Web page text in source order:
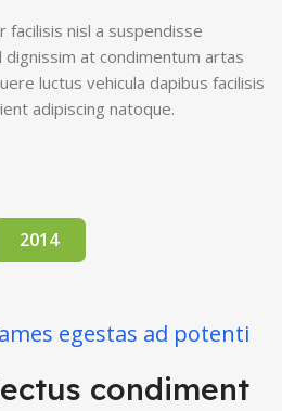
facilisis nisl a suspendisse
at condimentum artas
luctus vehicula dapibus facilisis
adipiscing natoque.
2014
egestas ad potenti
condiment